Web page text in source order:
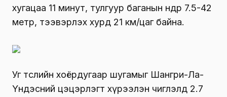
хугацаа 11 минут, тулгуур баганын өндөр 7.5-42
метр, тээвэрлэх хурд 21 км/цаг байна.
Уг төслийн хоёрдугаар шугамыг Шангри-Ла-
Үндэсний цэцэрлэгт хүрээлэн чиглэлд 2.7